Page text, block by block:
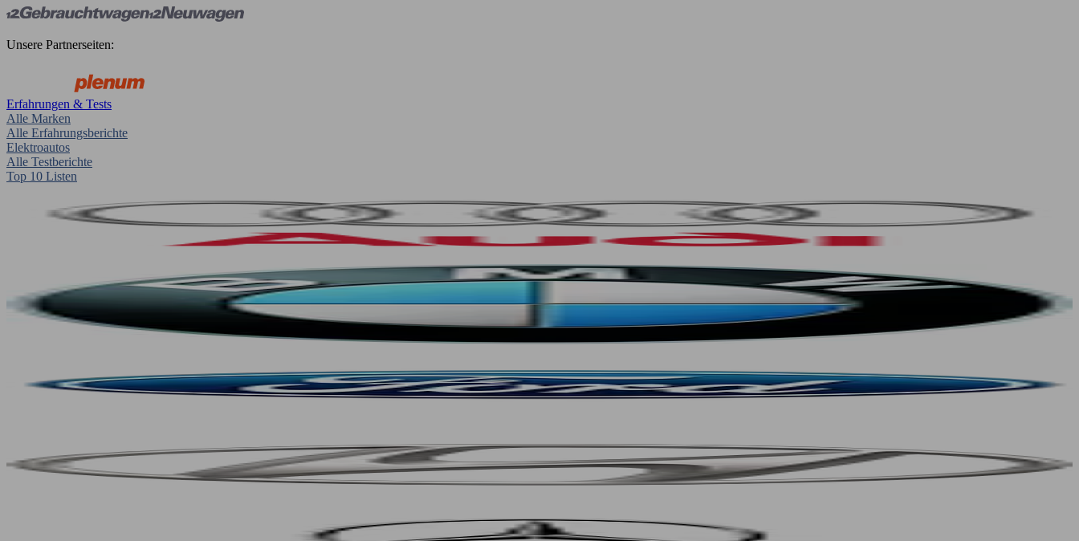
Unsere Partnerseiten:
Erfahrungen & Tests
Alle Marken
Alle Erfahrungsberichte
Elektroautos
Alle Testberichte
Top 10 Listen